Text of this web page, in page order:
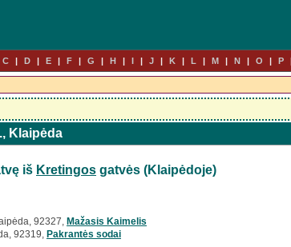
C D E F G H I J K L M N O P
Klaipėda
iš Kretingos gatvės (Klaipėdoje)
92327, Mažasis Kaimelis
92319, Pakrantės sodai